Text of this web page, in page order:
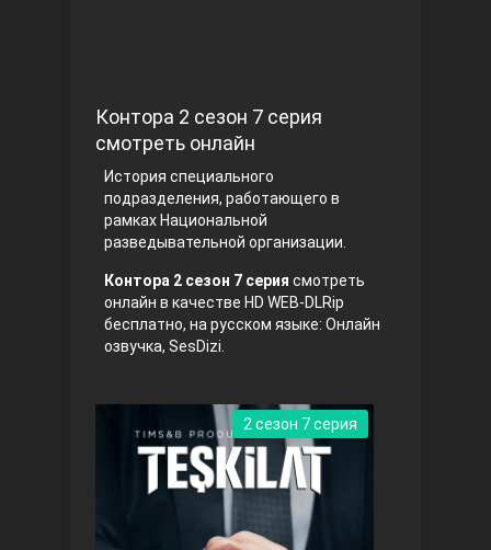
Правосyдие
Любовь напрокат
Контора 2 сезон 7 серия
смотреть онлайн
История специального
подразделения, работающего в
рамках Национальной
разведывательной организации.
Контора 2 сезон 7 серия смотреть
онлайн в качестве HD WEB-DLRip
бесплатно, на русском языке: Онлайн
озвучка, SesDizi.
2 сезон 7 серия